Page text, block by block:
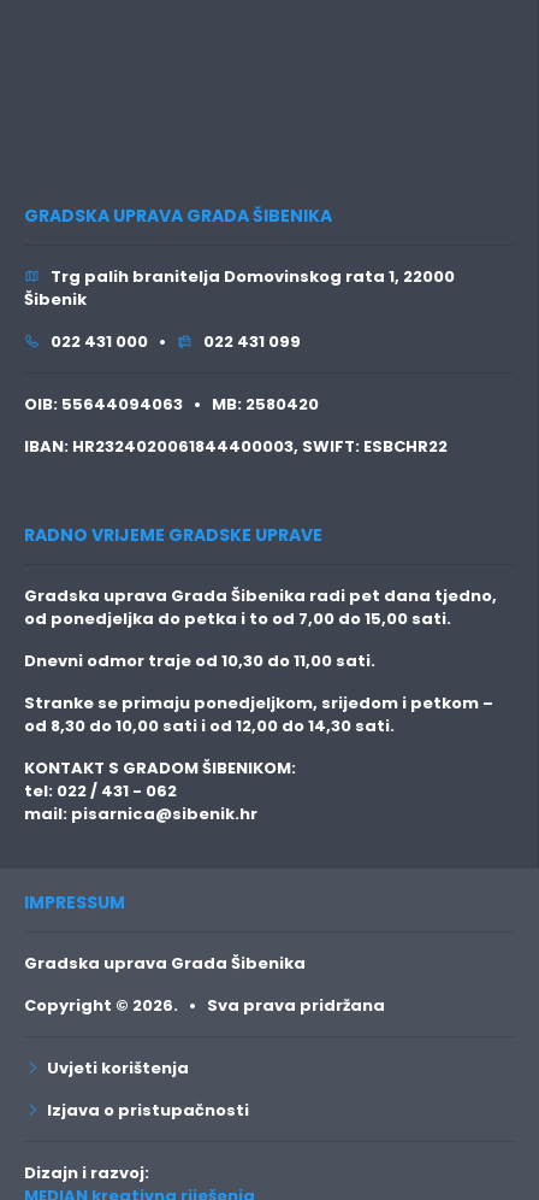
GRADSKA UPRAVA GRADA ŠIBENIKA
Trg palih branitelja Domovinskog rata 1, 22000
Šibenik
022 431 000 •
022 431 099
OIB: 55644094063 • MB: 2580420
IBAN: HR2324020061844400003, SWIFT: ESBCHR22
RADNO VRIJEME GRADSKE UPRAVE
Gradska uprava Grada Šibenika radi pet dana tjedno,
od ponedjeljka do petka i to od 7,00 do 15,00 sati.
Dnevni odmor traje od 10,30 do 11,00 sati.
Stranke se primaju ponedjeljkom, srijedom i petkom –
od 8,30 do 10,00 sati i od 12,00 do 14,30 sati.
KONTAKT S GRADOM ŠIBENIKOM:
tel: 022 / 431 - 062
mail: pisarnica@sibenik.hr
IMPRESSUM
Gradska uprava Grada Šibenika
Copyright © 2026. • Sva prava pridržana
Uvjeti korištenja
Izjava o pristupačnosti
Dizajn i razvoj:
MEDIAN kreativna riješenja